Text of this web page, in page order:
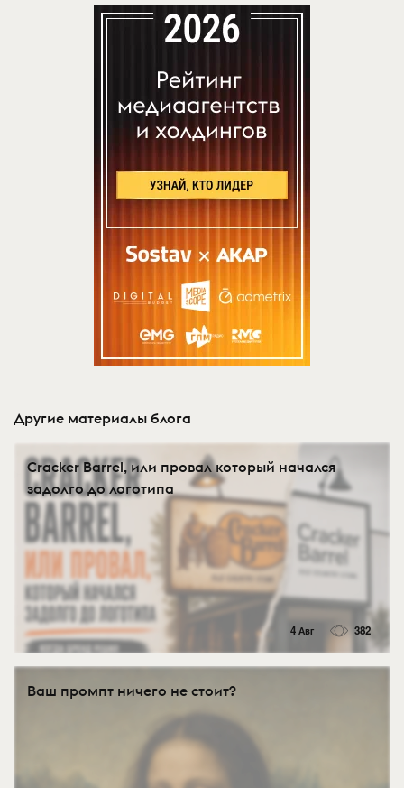
Другие материалы блога
Cracker Barrel, или провал который начался
задолго до логотипа
4 Авг 382
Ваш промпт ничего не стоит?